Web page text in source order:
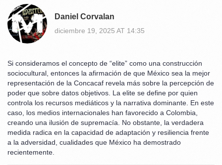
Daniel Corvalan
diciembre 19, 2025 AT 14:35
Si consideramos el concepto de “elite” como una construcción
sociocultural, entonces la afirmación de que México sea la mejor
representación de la Concacaf revela más sobre la percepción de
poder que sobre datos objetivos. La elite se define por quien
controla los recursos mediáticos y la narrativa dominante. En este
caso, los medios internacionales han favorecido a Colombia,
creando una ilusión de supremacía. No obstante, la verdadera
medida radica en la capacidad de adaptación y resiliencia frente
a la adversidad, cualidades que México ha demostrado
recientemente.